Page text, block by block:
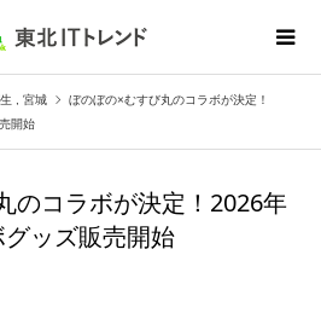
宮城
ぼのぼの×むすび丸のコラボが決定！
開始
のコラボが決定！2026年
ッズ販売開始